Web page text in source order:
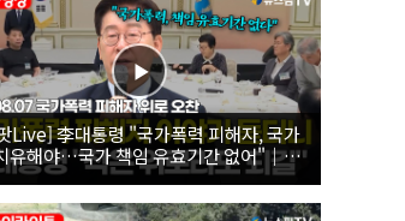
Live] 李대통령 "국가폭력 피해자, 국가
유해야…국가 책임 유효기간 없어"｜
국가폭력 피해자 위로 오찬